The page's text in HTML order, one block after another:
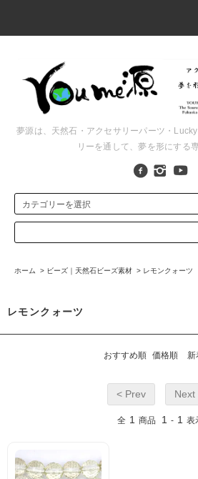
夢源は、天然石・アクセサリーパーツ・
リーを通して、夢を形にする
ホーム > ビーズ｜天然石ビーズ素材 > レモンクォーツ
レモンクォーツ
おすすめ順 価格順 新
< Prev Next
全 1 商品 1 - 1 表